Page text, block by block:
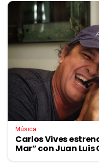
Música
Carlos Vives
Mar” con Juan Luis